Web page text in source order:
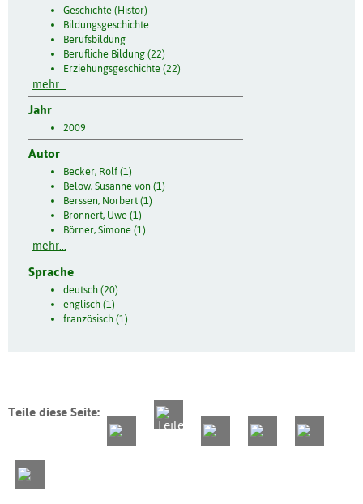
Geschichte (Histor)
Bildungsgeschichte
Berufsbildung
Berufliche Bildung (22)
Erziehungsgeschichte (22)
mehr...
Jahr
2009
Autor
Becker, Rolf (1)
Below, Susanne von (1)
Berssen, Norbert (1)
Bronnert, Uwe (1)
Börner, Simone (1)
mehr...
Sprache
deutsch (20)
englisch (1)
französisch (1)
Teile diese Seite: